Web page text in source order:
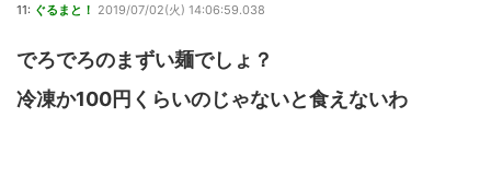
11: ぐるまと！ 2019/07/02(火) 14:06:59.038
でろでろのまずい麺でしょ？
冷凍か100円くらいのじゃないと食えないわ